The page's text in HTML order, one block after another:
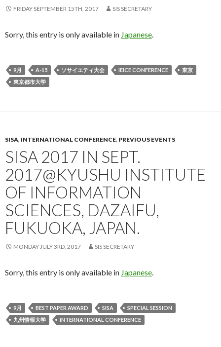
FRIDAY SEPTEMBER 15TH, 2017 SIS SECRETARY
Sorry, this entry is only available in Japanese.
9月 A-15 ソサイエティ大会 IEICE CONFERENCE
東京
東京都市大学
SISA, INTERNATIONAL CONFERENCE, PREVIOUS EVENTS
SISA 2017 IN SEPT.
2017@KYUSHU INSTITUTE
OF INFORMATION
SCIENCES, DAZAIFU,
FUKUOKA, JAPAN.
MONDAY JULY 3RD, 2017 SIS SECRETARY
Sorry, this entry is only available in Japanese.
9月 BEST PAPER AWARD SISA
SPECIAL SESSION
九州情報大学
INTERNATIONAL CONFERENCE